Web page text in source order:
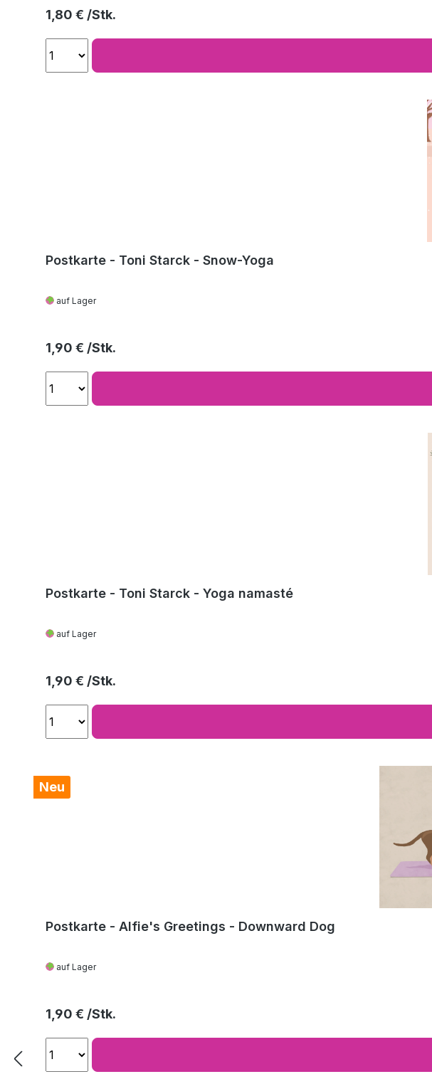
Regulärer Preis:
1,80 €
Postkarte - Toni Starck - Snow-Yoga
auf Lager
Regulärer Preis:
1,90 €
Postkarte - Toni Starck - Yoga namasté
auf Lager
Regulärer Preis:
1,90 €
Neu
Postkarte - Alfie's Greetings - Downward Dog
auf Lager
Regulärer Preis:
1,90 €